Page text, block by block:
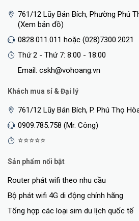
761/12 Lũy Bán Bích, Phường Phú
(Xem bản đồ)
0828.011.011 hoặc (028)7300.2021
Thứ 2 - Thứ 7: 8:00 - 18:00
Email: cskh@vohoang.vn
Khách mua sỉ & Đại lý
761/12 Lũy Bán Bích, P. Phú Thọ
0909.785.758 (Mr. Công)
⭐⭐⭐⭐⭐
Sản phẩm nổi bật
Router phát wifi theo nhu cầu
Bộ phát wifi 4G di động chính hãng
Tổng hợp các loại sim du lịch quốc tế